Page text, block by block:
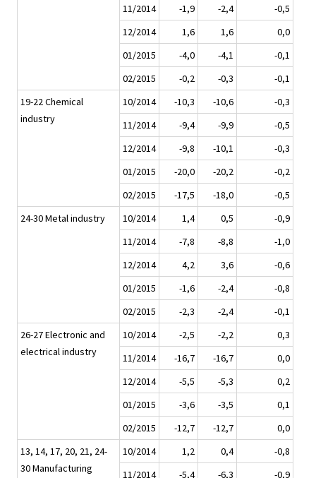
11/2014
-1,9 -2,4
-0,5
12/2014
1,6 1,6
0,0
01/2015
-4,0 -4,1
-0,1
02/2015
-0,2 -0,3
-0,1
19-22 Chemical
industry
10/2014 -10,3 -10,6
-0,3
11/2014
-9,4 -9,9
-0,5
12/2014
-9,8 -10,1
-0,3
01/2015
-20,0 -20,2
-0,2
02/2015
-17,5 -18,0
-0,5
24-30 Metal industry
10/2014 1,4 0,5
-0,9
11/2014
-7,8 -8,8
-1,0
12/2014
4,2 3,6
-0,6
01/2015
-1,6 -2,4
-0,8
02/2015
-2,3 -2,4
-0,1
26-27 Electronic and
electrical industry
10/2014 -2,5 -2,2
0,3
11/2014
-16,7 -16,7
0,0
12/2014
-5,5 -5,3
0,2
01/2015
-3,6 -3,5
0,1
02/2015
-12,7 -12,7
0,0
13, 14, 17, 20, 21, 24-
30 Manufacturing
10/2014 1,2 0,4
-0,8
11/2014
-5,4 -6,3 -0,9